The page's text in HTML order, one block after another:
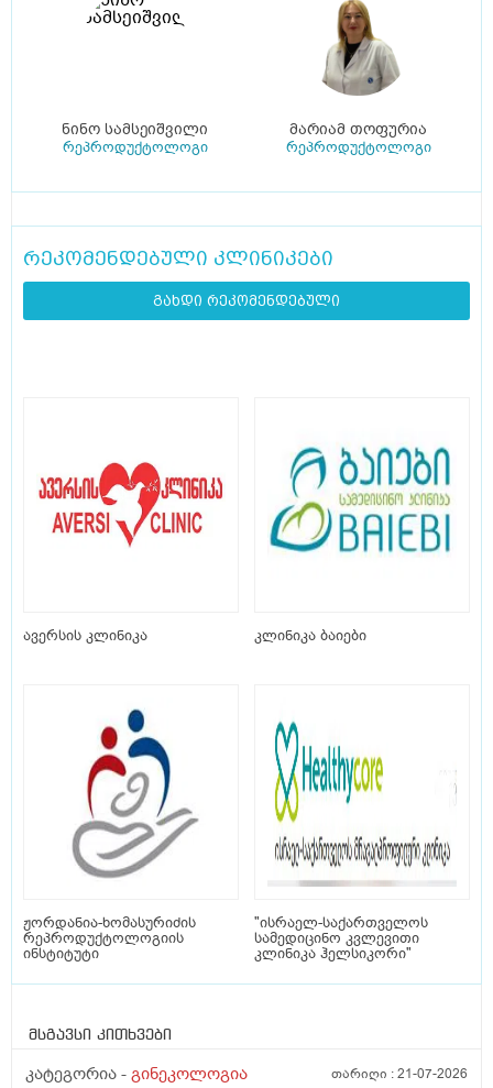
ნინო სამსეიშვილი
რეპროდუქტოლოგი
მარიამ თოფურია
რეპროდუქტოლოგი
რეკომენდებული კლინიკები
გახდი რეკომენდებული
ავერსის კლინიკა კლინიკა ბაიები
ჟორდანია-ხომასურიძის
რეპროდუქტოლოგიის
ინსტიტუტი
"ისრაელ-საქართველოს
სამედიცინო კვლევითი
კლინიკა ჰელსიკორი"
მსგავსი კითხვები
კატეგორია - გინეკოლოგია თარიღი :21-07-2026